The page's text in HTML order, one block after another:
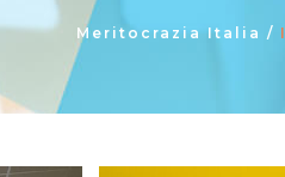
Meritocrazia Italia /